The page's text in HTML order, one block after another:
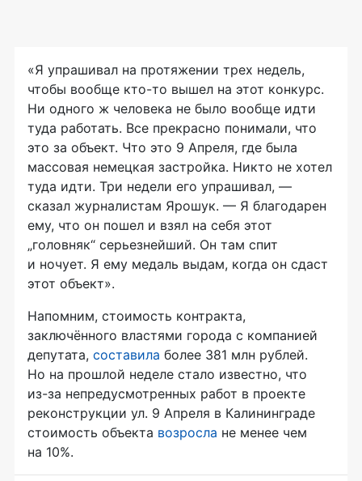
«Я упрашивал на протяжении трех недель,
чтобы вообще кто-то вышел на этот конкурс.
Ни одного ж человека не было вообще идти
туда работать. Все прекрасно понимали, что
это за объект. Что это 9 Апреля, где была
массовая немецкая застройка. Никто не хотел
туда идти. Три недели его упрашивал, —
сказал журналистам Ярошук. — Я благодарен
ему, что он пошел и взял на себя этот
„головняк“ серьезнейший. Он там спит
и ночует. Я ему медаль выдам, когда он сдаст
этот объект».
Напомним, стоимость контракта,
заключённого властями города с компанией
депутата, составила более 381 млн рублей.
Но на прошлой неделе стало известно, что
из-за непредусмотренных работ в проекте
реконструкции ул. 9 Апреля в Калининграде
стоимость объекта возросла не менее чем
на 10%.